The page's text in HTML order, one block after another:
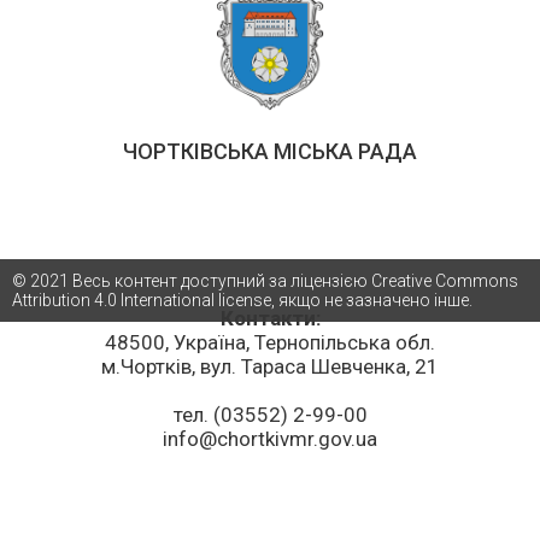
ЧОРТКІВСЬКА МІСЬКА РАДА
Контакти:
48500, Україна, Тернопільська обл.
м.Чортків, вул. Тараса Шевченка, 21
тел. (03552) 2-99-00
info@chortkivmr.gov.ua
© 2021 Весь контент доступний за ліцензією Creative Commons
Attribution 4.0 International license, якщо не зазначено інше.